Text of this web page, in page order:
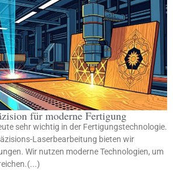
für moderne Fertigung
sehr wichtig in der Fertigungstechnologie.
Laserbearbeitung bieten wir
Wir nutzen moderne Technologien, um